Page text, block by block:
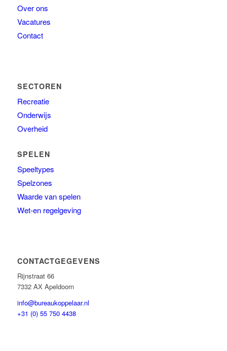
Over ons
Vacatures
Contact
SECTOREN
Recreatie
Onderwijs
Overheid
SPELEN
Speeltypes
Spelzones
Waarde van spelen
Wet-en regelgeving
CONTACTGEGEVENS
Rijnstraat 66
7332 AX Apeldoorn
info@bureaukoppelaar.nl
+31 (0) 55 750 4438